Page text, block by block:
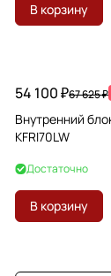
В корзину
54 100 ₽67 625 ₽
Внутренний
KFRI70LW
Достаточно
В корзину